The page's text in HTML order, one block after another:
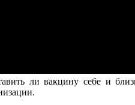
ли вакцину себе и